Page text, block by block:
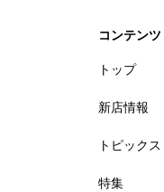
コンテンツ
トップ
新店情報
トピックス
特集